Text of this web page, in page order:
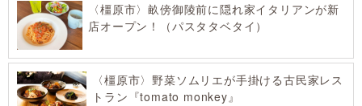
〈橿原市〉畝傍御陵前に隠れ家イタリアンが新
店オープン！（パスタタベタイ）
〈橿原市〉野菜ソムリエが手掛ける古民家レス
トラン『tomato monkey』